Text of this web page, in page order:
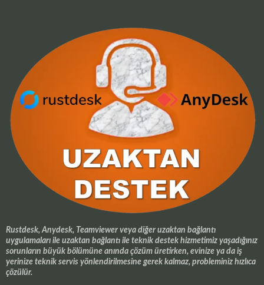
Rustdesk, Anydesk, Teamviewer veya diğer uzaktan bağlantı
uygulamaları ile uzaktan bağlantı ile teknik destek hizmetimiz yaşadığınız
sorunların büyük bölümüne anında çözüm üretirken, evinize ya da iş
yerinize teknik servis yönlendirilmesine gerek kalmaz, probleminiz hızlıca
çözülür.